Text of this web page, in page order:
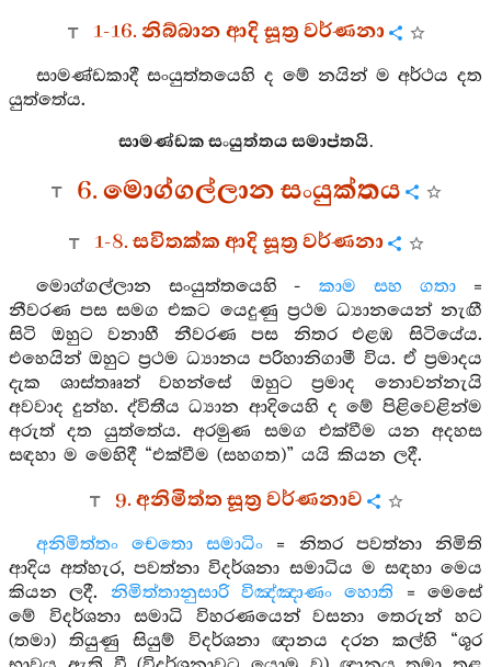
1-16. නිබ්බාන ආදි සූත්‍ර වර්ණනා
සාමණ්ඩකාදී සංයුත්තයෙහි ද මේ නයින් ම අර්ථය දත
යුත්තේය.
සාමණ්ඩක සංයුත්තය සමාප්තයි.
6. මොග්ගල්ලාන සංයුක්තය
1-8. සවිතක්ක ආදි සූත්‍ර වර්ණනා
මොග්ගල්ලාන සංයුත්තයෙහි -කාම සහ ගතා =
නීවරණ පස සමග එකට යෙදුණු ප්‍රථම ධ්‍යානයෙන් නැඟී
සිටි ඔහුට වනාහී නීවරණ පස නිතර එළඹ සිටියේය.
එහෙයින් ඔහුට ප්‍රථම ධ්‍යානය පරිහානිගාමී විය. ඒ ප්‍රමාදය
දැක ශාස්තෲන් වහන්සේ ඔහුට ප්‍රමාද නොවන්නැයි
අවවාද දුන්හ. ද්විතීය ධ්‍යාන ආදියෙහි ද මේ පිළිවෙළින්ම
අරුත් දත යුත්තේය. අරමුණ සමග එක්වීම යන අදහස
සඳහා ම මෙහිදී “එක්වීම (සහගත)” යයි කියන ලදී.
9. අනිමිත්ත සූත්‍ර වර්ණනාව
අනිමිත්තං චෙතො සමාධිං = නිතර පවත්නා නිමිති
ආදිය අත්හැර, පවත්නා විදර්ශනා සමාධිය ම සඳහා මෙය
කියන ලදී. නිමිත්තානුසාරි විඤ්ඤාණං හොති = මෙසේ
මේ විදර්ශනා සමාධි විහරණයෙන් වසනා තෙරුන් හට
(තමා) තියුණු සියුම් විදර්ශනා ඥානය දරන කල්හි “ශූර